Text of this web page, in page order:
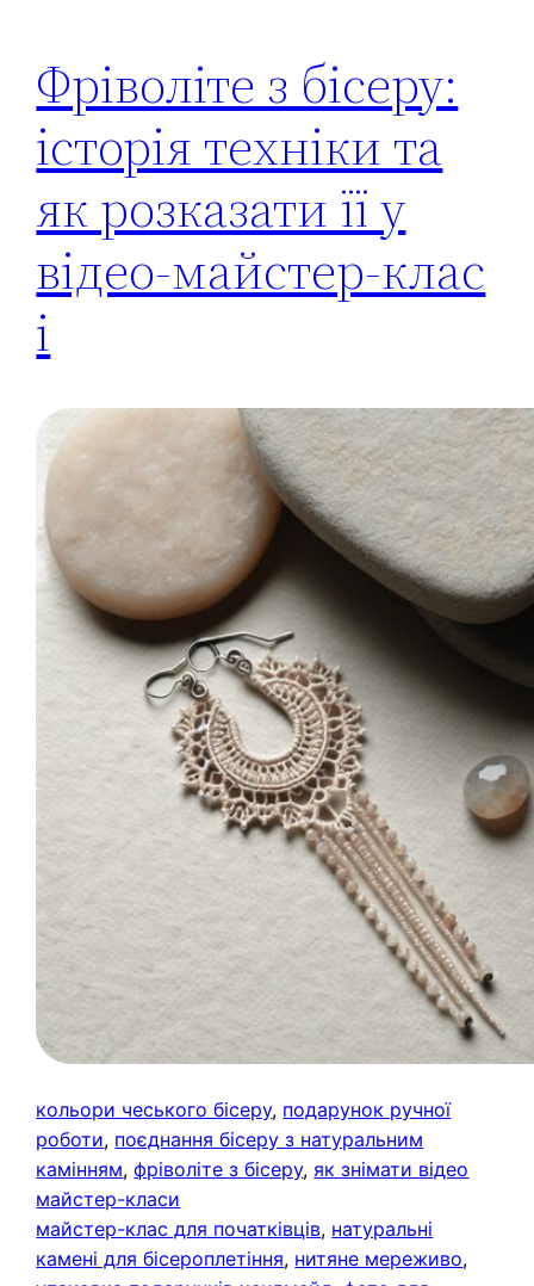
Фріволіте з бісеру:
історія техніки та
як розказати її у
відео‑майстер‑клас
і
кольори чеського бісеру, подарунок ручної
роботи, поєднання бісеру з натуральним
камінням, фріволіте з бісеру, як знімати відео
майстер-класи
майстер-клас для початківців, натуральні
камені для бісероплетіння, нитяне мереживо